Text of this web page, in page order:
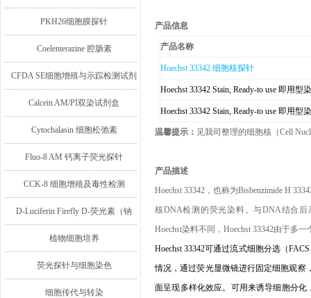
PKH26细胞膜探针
Coelenterazine 腔肠素
CFDA SE细胞增殖与示踪检测试剂
盒
Calcein AM/PI双染试剂盒
Cytochalasin 细胞松弛素
Fluo-8 AM 钙离子荧光探针
CCK-8 细胞增殖及毒性检测
D-Luciferin Firefly D-荧光素（钠
盐/钾盐/游离酸）
植物细胞培养
荧光探针与细胞染色
细胞传代与转染
产品信息
产品名称
Hoechst 33342细胞核探针
Hoechst 33342 Stain, Ready-to use 即用型
Hoechst 33342 Stain, Ready-to use 即用型
温馨提示： 见我司整理的细胞核（Cell
产品描述
Hoechst 33342 ，也称为Bisbenzimide H
核DNA检测的荧光染料。与DNA结合后
Hoechst染料不同， Hoechst 33342由于多一
Hoechst 33342可通过流式细胞分选（FACS
情况，通过荧光显微镜进行固定细胞观察
面呈现多样化效应。可用来诱导细胞分